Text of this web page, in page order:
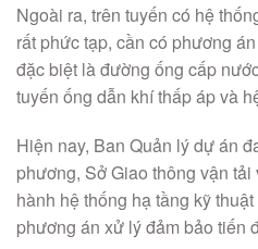
Ngoài ra, trên tuyến có hệ
rất phức tạp, cần có phương
đặc biệt là đường ống cấp
tuyến ống dẫn khí thấp áp và
Hiện nay, Ban Quản lý dự án
phương, Sở Giao thông vận
hành hệ thống hạ tầng kỹ
phương án xử lý đảm bảo tiến